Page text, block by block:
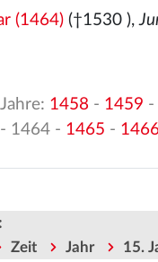
(1464)(†1530 ),
1458 - 1459 -
- 1464 - 1465 -
:
Zeit Jahr 15.